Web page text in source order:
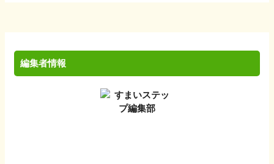
編集者情報